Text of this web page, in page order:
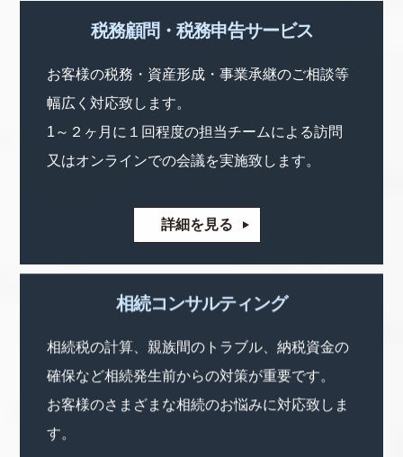
詳細を見る
税務顧問・税務申告サービス
お客様の税務・資産形成・事業承継のご相談等
幅広く対応致します。
1～２ヶ月に１回程度の担当チームによる訪問
又はオンラインでの会議を実施致します。
相続コンサルティング
相続税の計算、親族間のトラブル、納税資金の
確保など相続発生前からの対策が重要です。
お客様のさまざまな相続のお悩みに対応致しま
す。